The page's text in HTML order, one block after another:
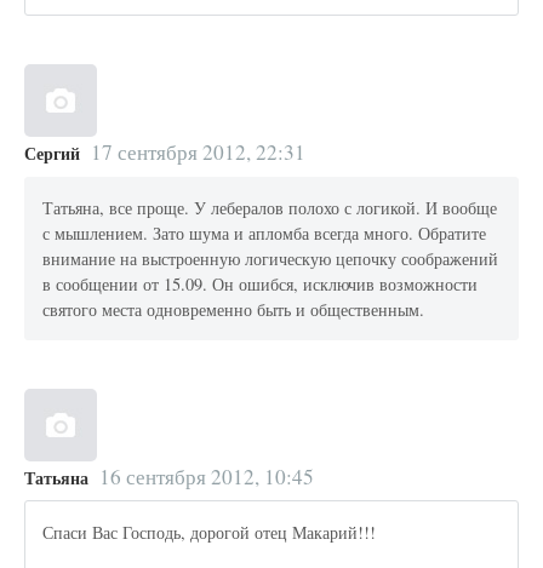
Сергий 17 сентября 2012, 22:31
Татьяна, все проще. У лебералов полохо с логикой. И вообще
с мышлением. Зато шума и апломба всегда много. Обратите
внимание на выстроенную логическую цепочку соображений
в сообщении от 15.09. Он ошибся, исключив возможности
святого места одновременно быть и общественным.
Татьяна 16 сентября 2012, 10:45
Спаси Вас Господь, дорогой отец Макарий!!!